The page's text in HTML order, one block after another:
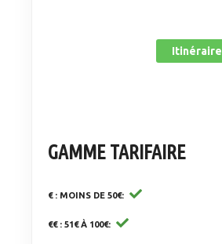
Itinéraire
GAMME TARIFAIRE
€ : MOINS DE 50€
€€ : 51€ À 100€